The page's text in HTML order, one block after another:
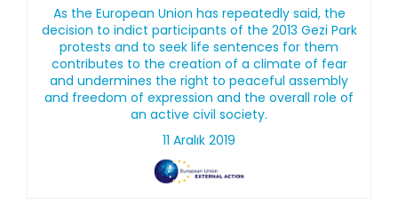
As the European Union has repeatedly said, the
decision to indict participants of the 2013 Gezi Park
protests and to seek life sentences for them
contributes to the creation of a climate of fear
and undermines the right to peaceful assembly
and freedom of expression and the overall role of
an active civil society.
11 Aralık 2019